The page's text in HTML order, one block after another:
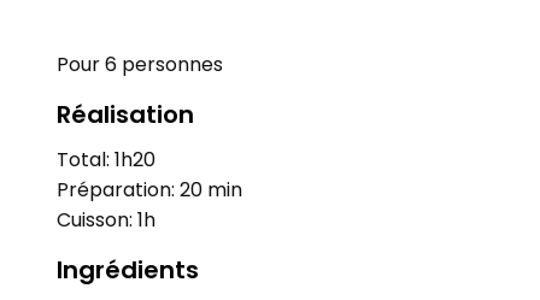
Pour 6 personnes
Réalisation
Total: 1h20
Préparation: 20 min
Cuisson: 1h
Ingrédients